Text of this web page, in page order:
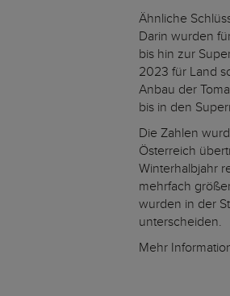
Ähnliche
Darin wurden
bis hin zur
2023 für Land
Anbau der
bis in den
Die Zahlen
Österreich
Winterhalbjahr
mehrfach
wurden in der
unterscheiden.
Mehr